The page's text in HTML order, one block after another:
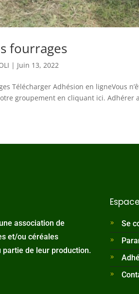
fourrages
| Juin 13, 2022
Télécharger Adhésion en ligneVous
groupement en cliquant ici. Adhérer
association de
et/ou céréales
de leur production.
Se